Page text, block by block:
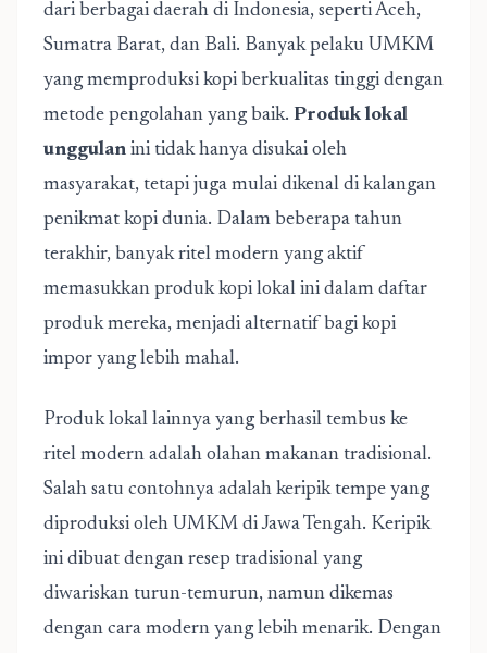
dari berbagai daerah di Indonesia, seperti Aceh,
Sumatra Barat, dan Bali. Banyak pelaku UMKM
yang memproduksi kopi berkualitas tinggi dengan
metode pengolahan yang baik. Produk lokal
unggulan ini tidak hanya disukai oleh
masyarakat, tetapi juga mulai dikenal di kalangan
penikmat kopi dunia. Dalam beberapa tahun
terakhir, banyak ritel modern yang aktif
memasukkan produk kopi lokal ini dalam daftar
produk mereka, menjadi alternatif bagi kopi
impor yang lebih mahal.
Produk lokal lainnya yang berhasil tembus ke
ritel modern adalah olahan makanan tradisional.
Salah satu contohnya adalah keripik tempe yang
diproduksi oleh UMKM di Jawa Tengah. Keripik
ini dibuat dengan resep tradisional yang
diwariskan turun-temurun, namun dikemas
dengan cara modern yang lebih menarik. Dengan